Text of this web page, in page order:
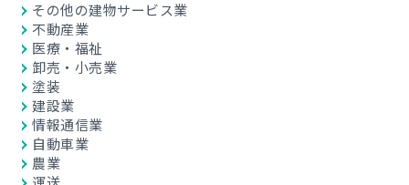
その他の建物サービス業
不動産業
医療・福祉
卸売・小売業
塗装
建設業
情報通信業
自動車業
農業